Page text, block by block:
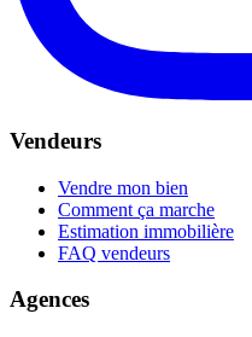
Vendeurs
Vendre mon bien
Comment ça marche
Estimation immobilière
FAQ vendeurs
Agences